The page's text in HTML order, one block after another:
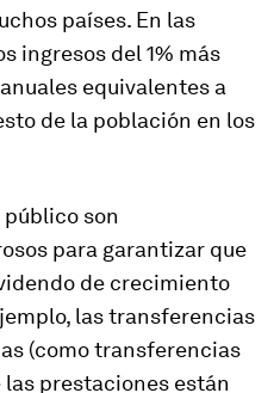
países. En las
ingresos del 1% más
equivalentes a
de la población en los
son
para garantizar que
de crecimiento
las transferencias
(como transferencias
las prestaciones están